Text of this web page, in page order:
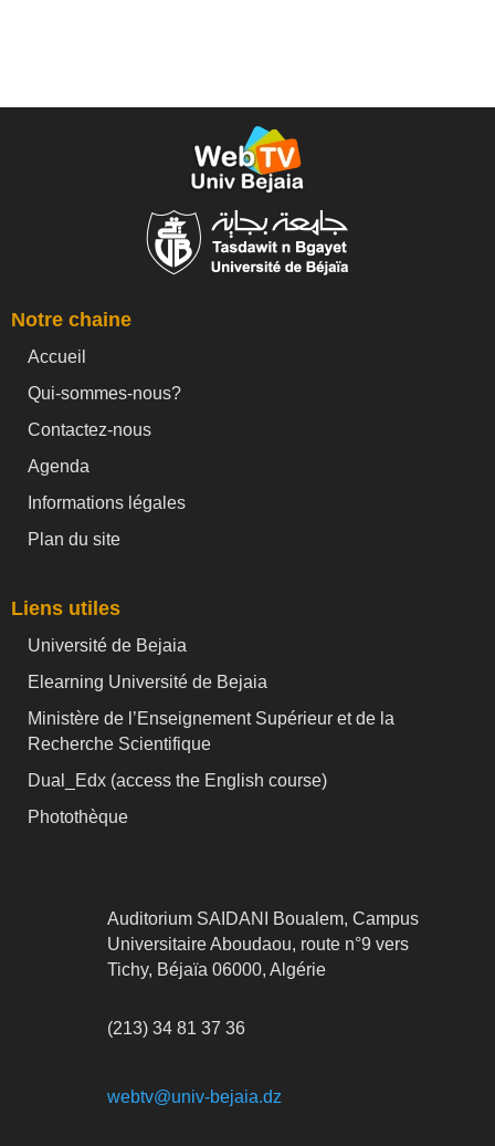
Notre chaine
Accueil
Qui-sommes-nous?
Contactez-nous
Agenda
Informations légales
Plan du site
Liens utiles
Université de Bejaia
Elearning Université de Bejaia
Ministère de l’Enseignement Supérieur et de la
Recherche Scientifique
Dual_Edx (access the English course)
Photothèque
Auditorium SAIDANI Boualem, Campus
Universitaire Aboudaou, route n°9 vers
Tichy, Béjaïa 06000, Algérie
(213) 34 81 37 36
webtv@univ-bejaia.dz